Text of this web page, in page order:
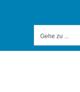
Gehe zu ...